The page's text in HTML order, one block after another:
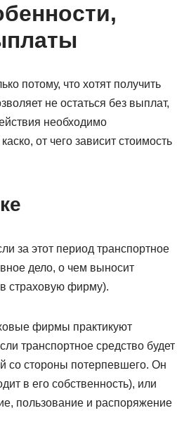
потому, что хотят получить
не остаться без выплат,
необходимо
от чего зависит стоимость
за этот период транспортное
дело, о чем выносит
страховую фирму).
фирмы практикуют
транспортное средство будет
со стороны потерпевшего. Он
в его собственность), или
пользование и распоряжение